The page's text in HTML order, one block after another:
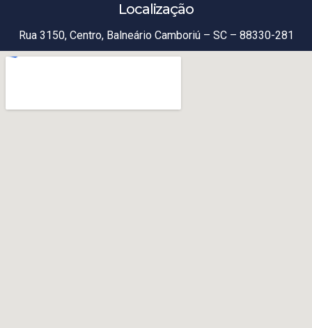
Localização
Rua 3150, Centro, Balneário Camboriú – SC – 88330-281